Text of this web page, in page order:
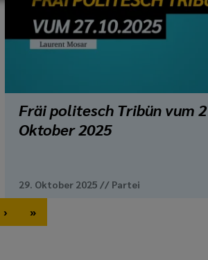
Fräi politesch Tribün vum
Oktober 2025
29. Oktober 2025 // Partei
Next page
› Last page
»